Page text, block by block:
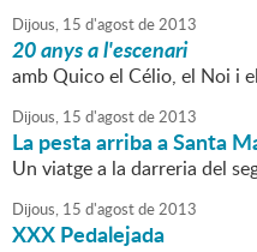
Dijous, 15 d'agostde2013
20 anys a l'escenari
amb Quico el Célio, el Noi i
Dijous, 15 d'agostde2013
La pesta arriba a Santa
Un viatge a la darreria del
Dijous, 15 d'agostde2013
XXX Pedalejada